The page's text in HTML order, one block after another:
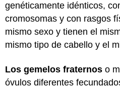
genéticamente idénticos,
cromosomas y con rasgos
mismo sexo y tienen el
mismo tipo de cabello y el
Los gemelos fraternos o
óvulos diferentes